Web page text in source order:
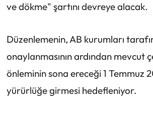
ve dökme" şartını devreye alacak.
Düzenlemenin, AB kurumları
onaylanmasının ardından mevcut
önleminin sona ereceği 1 Temmuz
yürürlüğe girmesi hedefleniyor.